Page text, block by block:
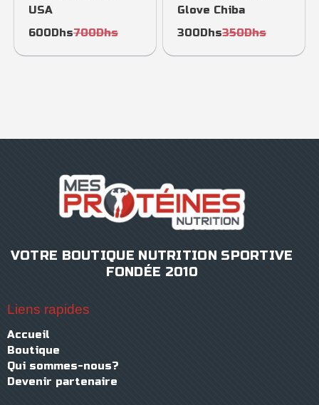
USA
700Dhs
600Dhs
Glove Chiba
350Dhs
300Dhs
VOTRE BOUTIQUE NUTRITION SPORTIVE
FONDÉE 2010
Liens rapides
Accueil
Boutique
Qui sommes-nous?
Devenir partenaire